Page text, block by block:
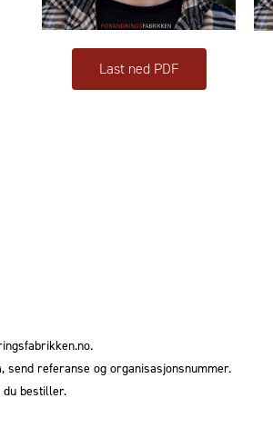
Last ned PDF
send referanse og organisasjonsnummer.
du bestiller.